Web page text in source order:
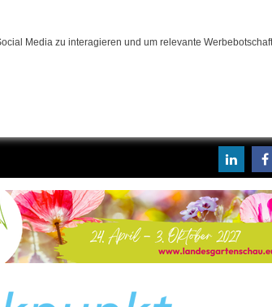
Media zu interagieren und um relevante